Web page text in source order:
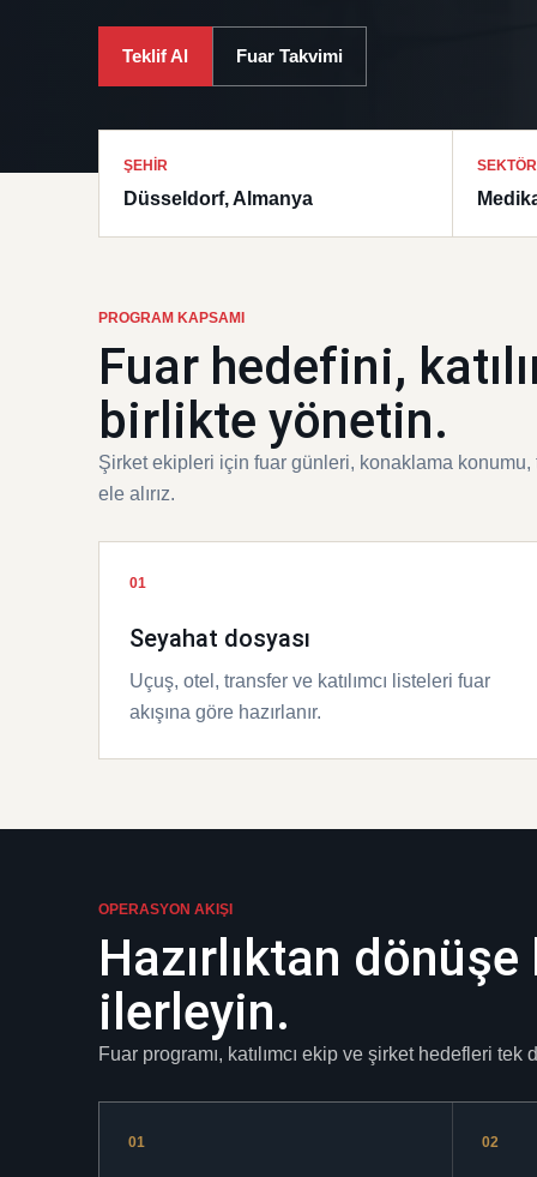
Teklif Al Fuar Takvimi
ŞEHIR
Düsseldorf, Almanya
SEKTÖR
PROGRAM KAPSAMI
Fuar hedefini,
birlikte yönetin.
Şirket ekipleri için fuar günleri, konaklama konumu,
ele alırız.
01
Seyahat dosyası
Uçuş, otel, transfer ve katılımcı listeleri fuar
akışına göre hazırlanır.
OPERASYON AKIŞI
Hazırlıktan
ilerleyin.
Fuar programı, katılımcı ekip ve şirket hedefleri tek
01 02